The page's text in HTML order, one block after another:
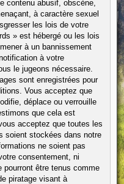
contenu abusif, obscène,
à caractère sexuel
les lois de votre
» est hébergé ou les lois
à un bannissement
à votre
le jugeons nécessaire.
sont enregistrées pour
Vous acceptez que
déplace ou verrouille
que cela est
acceptez que toutes les
soient stockées dans notre
ne soient pas
consentement, ni
pourront être tenus comme
piratage visant à